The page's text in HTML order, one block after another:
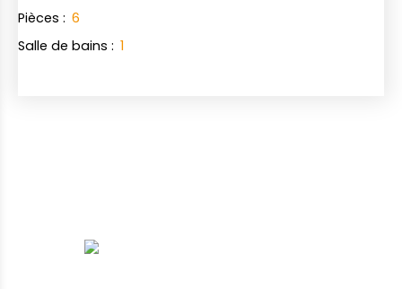
Pièces : 6
Salle de bains : 1